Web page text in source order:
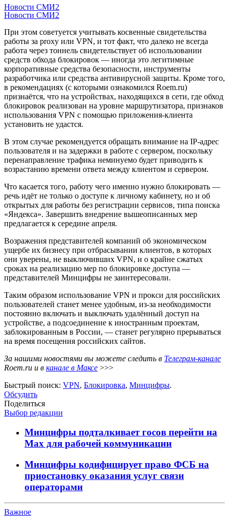
Новости СМИ2
Новости СМИ2
При этом советуется учитывать косвенные свидетельства
работы за proxy или VPN, и тот факт, что далеко не всегда
работа через тоннель свидетельствует об использовании
средств обхода блокировок — иногда это легитимные
корпоративные средства безопасности, инструменты
разработчика или средства антивирусной защиты. Кроме того,
в рекомендациях (с которыми ознакомился Roem.ru)
признаётся, что на устройствах, находящихся в сети, где обход
блокировок реализован на уровне маршрутизатора, признаков
использования VPN с помощью приложения-клиента
установить не удастся.
В этом случае рекомендуется обращать внимание на IP-адрес
пользователя и на задержки в работе с сервером, поскольку
перенаправление трафика неминуемо будет приводить к
возрастанию времени ответа между клиентом и сервером.
Что касается того, работу чего именно нужно блокировать —
речь идёт не только о доступе к личному кабинету, но и об
открытых для работы без регистрации сервисов, типа поиска
«Яндекса». Завершить внедрение вышеописанных мер
предлагается к середине апреля.
Возражения представителей компаний об экономическом
ущербе их бизнесу при отбрасывании клиентов, в которых
они уверены, не выключивших VPN, и о крайне сжатых
сроках на реализацию мер по блокировке доступа —
представителей Минцифры не заинтересовали.
Таким образом использование VPN и прокси для российских
пользователей станет менее удобным, из-за необходимости
постоянно включать и выключать удалённый доступ на
устройстве, а подсоединение к иностранным проектам,
заблокированным в России, — станет регулярно прерываться
на время посещения российских сайтов.
За нашими новостями вы можете следить в Телеграм-канале
Roem.ru и в канале в Максе >>>
Быстрый поиск: VPN, Блокировка, Минцифры.
Обсудить
Поделиться
Выбор редакции
Минцифры подталкивает госов перейти на
Max для рабочей коммуникации
Минцифры кодифицирует право ФСБ на
приостановку оказания услуг связи
операторами
Важное